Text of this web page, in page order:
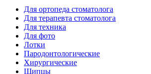
Для ортопеда стоматолога
Для терапевта стоматолога
Для техника
Для фото
Лотки
Пародонтологические
Хирургические
Щипцы